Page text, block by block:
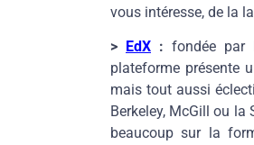
vous intéresse, de la
> EdX : fondée par
plateforme présente
mais tout aussi
Berkeley, McGill ou
beaucoup sur la